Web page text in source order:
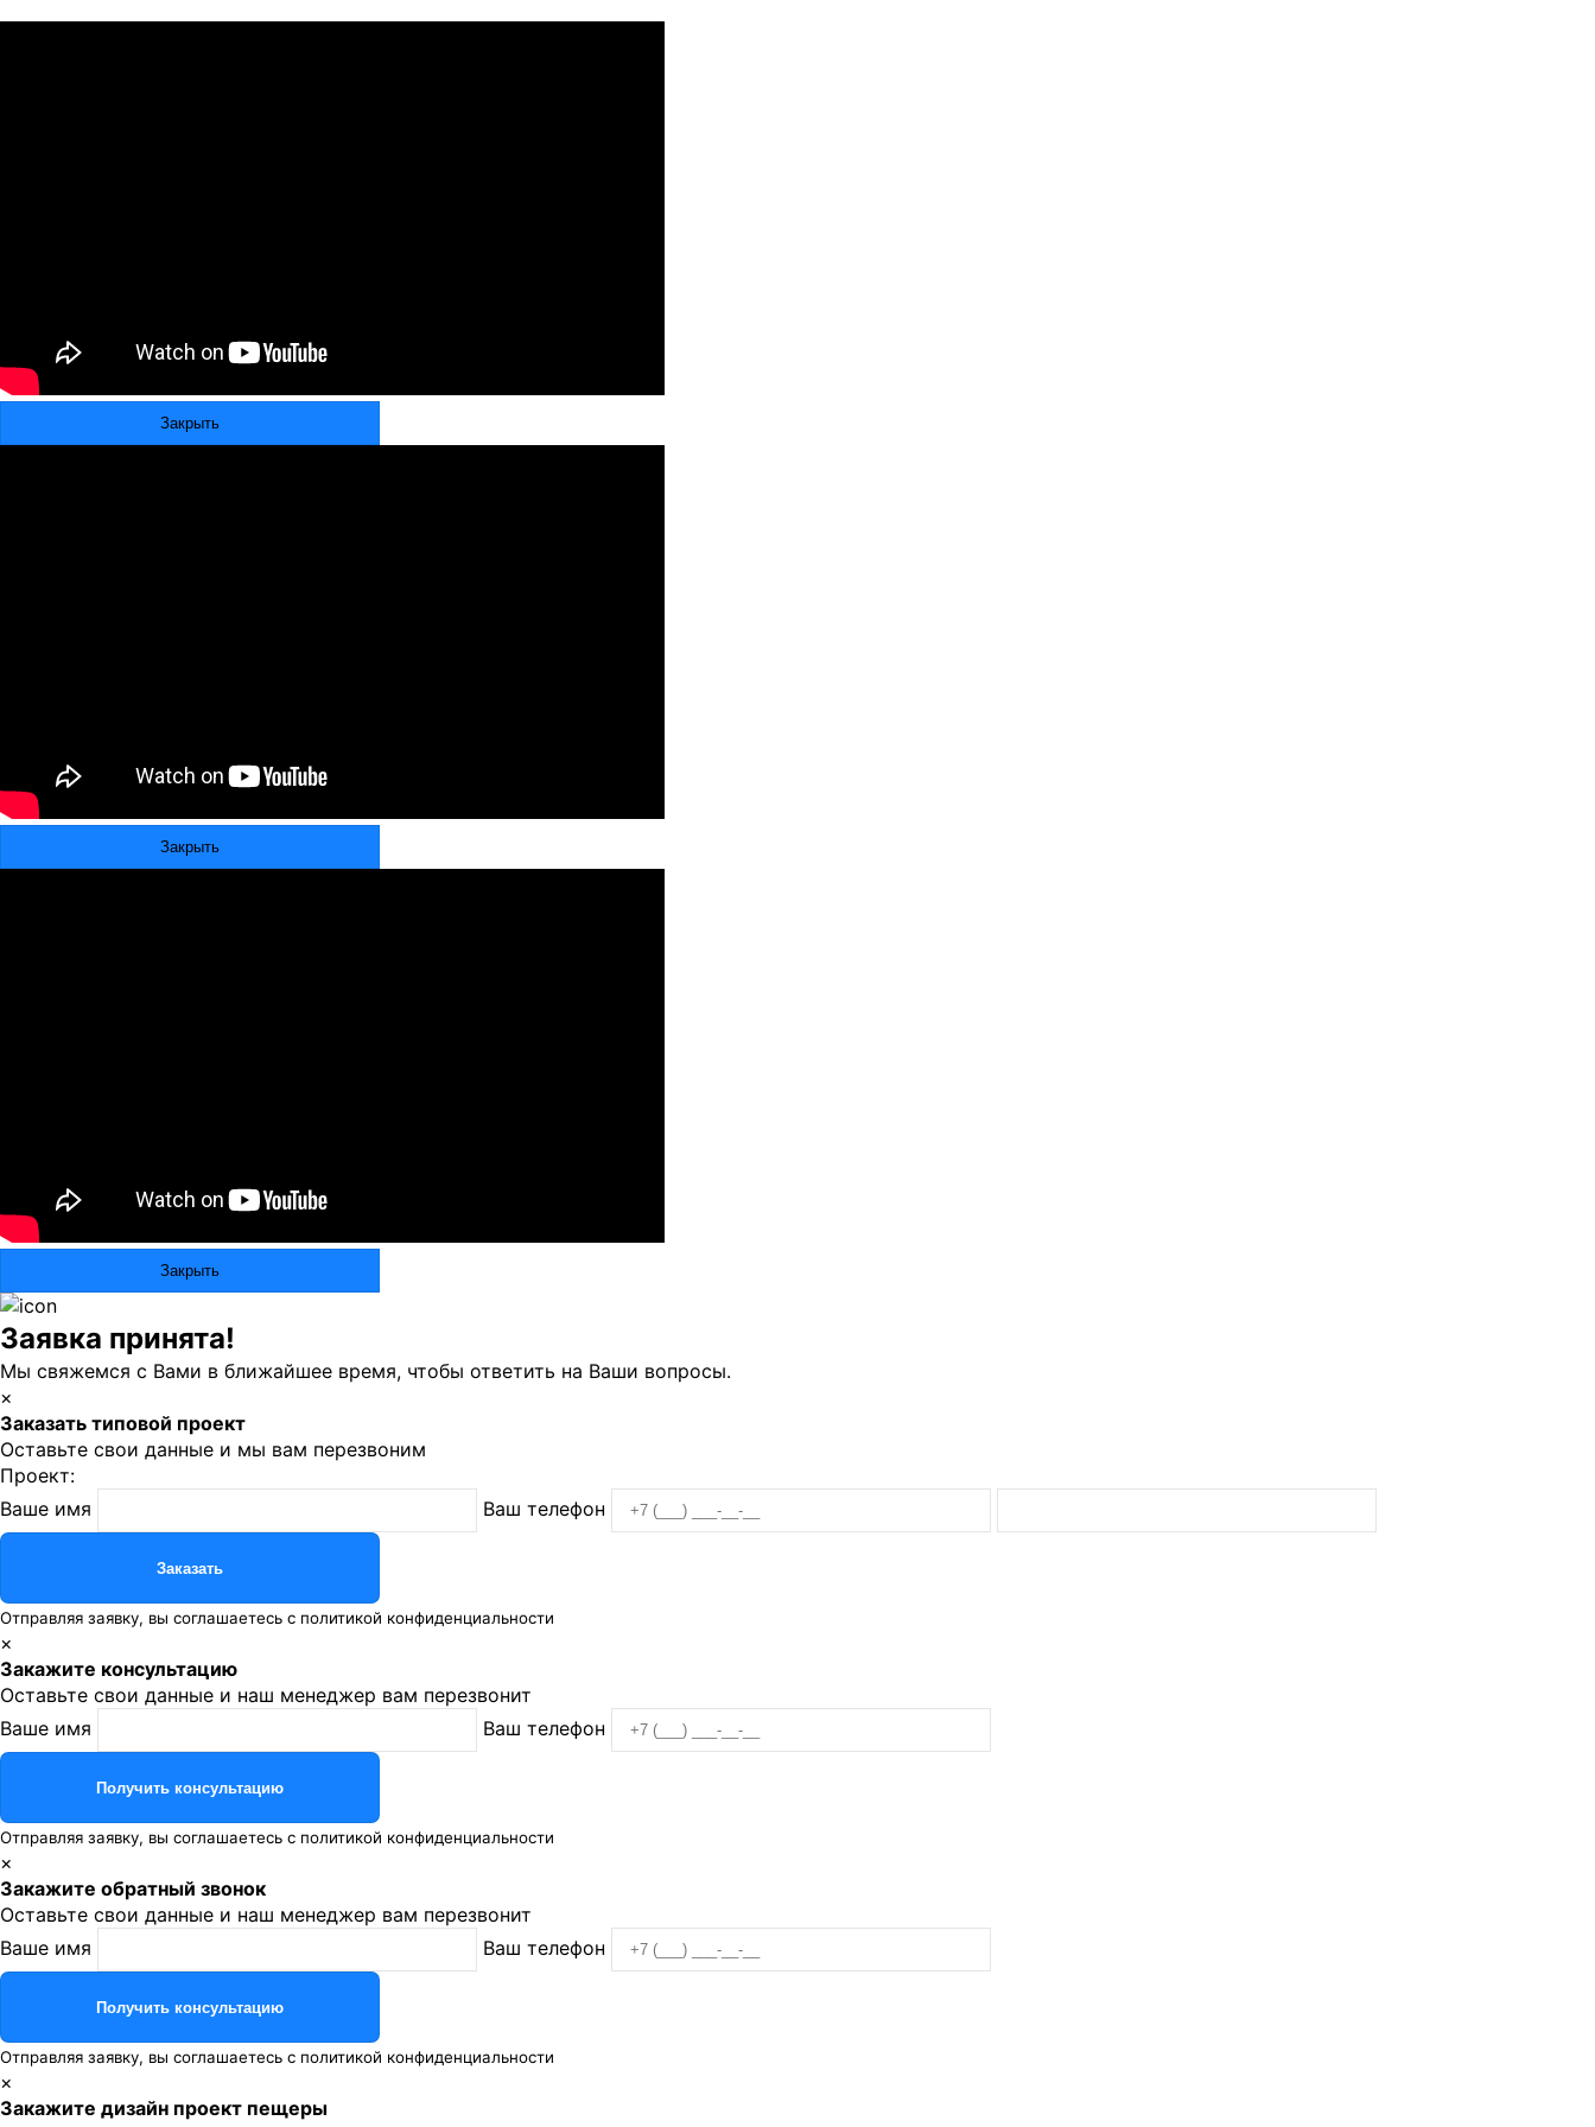
Закрыть
Закрыть
Закрыть
Заявка принята!
Мы свяжемся с Вами в ближайшее время, чтобы ответить на Ваши вопросы.
×
Заказать типовой проект
Оставьте свои данные и мы вам перезвоним
Проект:
Ваше имя
Ваш телефон
Отправляя заявку, вы соглашаетесь с политикой конфиденциальности
×
Закажите консультацию
Оставьте свои данные и наш менеджер вам перезвонит
Ваше имя
Ваш телефон
Отправляя заявку, вы соглашаетесь с политикой конфиденциальности
×
Закажите обратный звонок
Оставьте свои данные и наш менеджер вам перезвонит
Ваше имя
Ваш телефон
Отправляя заявку, вы соглашаетесь с политикой конфиденциальности
×
Закажите дизайн проект пещеры